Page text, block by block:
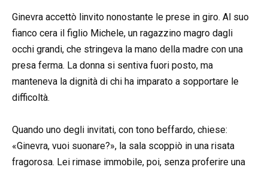
Ginevra accettò linvito nonostante le prese in giro. Al suo
fianco cera il figlio Michele, un ragazzino magro dagli
occhi grandi, che stringeva la mano della madre con una
presa ferma. La donna si sentiva fuori posto, ma
manteneva la dignità di chi ha imparato a sopportare le
difficoltà.
Quando uno degli invitati, con tono beffardo, chiese:
«Ginevra, vuoi suonare?», la sala scoppiò in una risata
fragorosa. Lei rimase immobile, poi, senza proferire una